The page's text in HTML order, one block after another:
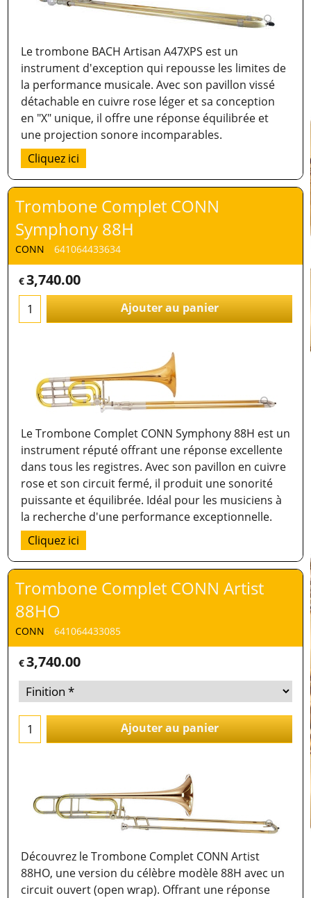
Le trombone BACH Artisan A47XPS est un
instrument d'exception qui repousse les limites de
la performance musicale. Avec son pavillon vissé
détachable en cuivre rose léger et sa conception
en "X" unique, il offre une réponse équilibrée et
une projection sonore incomparables.
Cliquez ici
Trombone Complet CONN
Symphony 88H
CONN 641064433634
€3,740.00
Ajouter au panier
Le Trombone Complet CONN Symphony 88H est un
instrument réputé offrant une réponse excellente
dans tous les registres. Avec son pavillon en cuivre
rose et son circuit fermé, il produit une sonorité
puissante et équilibrée. Idéal pour les musiciens à
la recherche d'une performance exceptionnelle.
Cliquez ici
Trombone Complet CONN Artist
88HO
CONN 641064433085
€3,740.00
Ajouter au panier
Découvrez le Trombone Complet CONN Artist
88HO, une version du célèbre modèle 88H avec un
circuit ouvert (open wrap). Offrant une réponse